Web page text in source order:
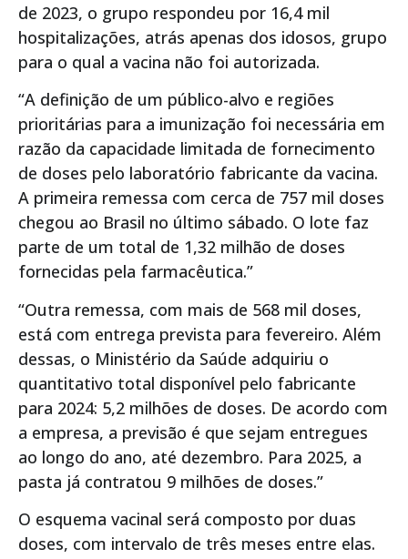
de 2023, o grupo respondeu por 16,4 mil
hospitalizações, atrás apenas dos idosos, grupo
para o qual a vacina não foi autorizada.
“A definição de um público-alvo e regiões
prioritárias para a imunização foi necessária em
razão da capacidade limitada de fornecimento
de doses pelo laboratório fabricante da vacina.
A primeira remessa com cerca de 757 mil doses
chegou ao Brasil no último sábado. O lote faz
parte de um total de 1,32 milhão de doses
fornecidas pela farmacêutica.”
“Outra remessa, com mais de 568 mil doses,
está com entrega prevista para fevereiro. Além
dessas, o Ministério da Saúde adquiriu o
quantitativo total disponível pelo fabricante
para 2024: 5,2 milhões de doses. De acordo com
a empresa, a previsão é que sejam entregues
ao longo do ano, até dezembro. Para 2025, a
pasta já contratou 9 milhões de doses.”
O esquema vacinal será composto por duas
doses, com intervalo de três meses entre elas.